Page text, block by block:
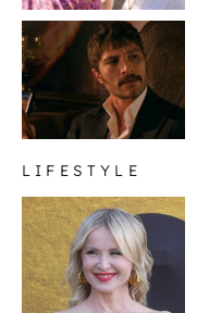
LIFESTYLE